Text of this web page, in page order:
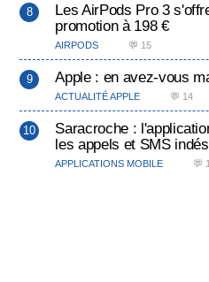
Les AirPods Pro 3
promotion à 198 €
AIRPODS 💬 15
Apple : en avez-vous
ACTUALITÉ APPLE 💬 14
Saracroche :
les appels et SMS
APPLICATIONS MOBILE 💬